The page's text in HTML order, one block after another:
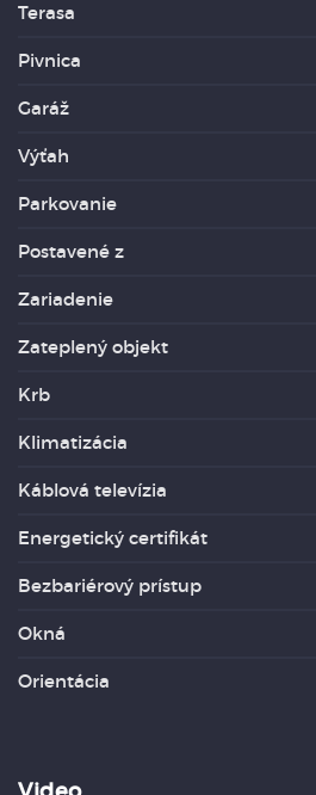
Terasa
Pivnica
Garáž
Výťah
Parkovanie
Postavené z
Zariadenie
Zateplený objekt
Krb
Klimatizácia
Káblová televízia
Energetický certifikát
Bezbariérový prístup
Okná
Orientácia